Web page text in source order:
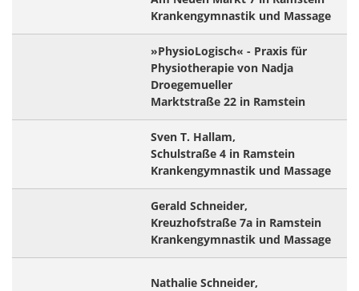
Krankengymnastik und Massage
»PhysioLogisch« - Praxis für
Physiotherapie von Nadja
Droegemueller
Marktstraße 22 in Ramstein
Sven T. Hallam,
Schulstraße 4 in Ramstein
Krankengymnastik und Massage
Gerald Schneider,
Kreuzhofstraße 7a in Ramstein
Krankengymnastik und Massage
Nathalie Schneider,